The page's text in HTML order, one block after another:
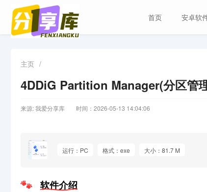
首页 安卓软
主页 /
4DDiG Partition Manager(分区管
来源: 我爱分享库 时间：2026-05-13 14:04:06
运行：PC 格式：exe 大小：81.7 M
软件介绍